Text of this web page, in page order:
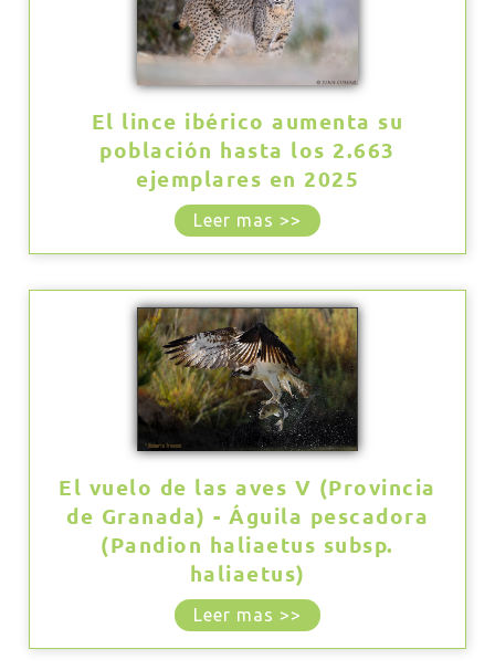
El lince ibérico aumenta su
población hasta los 2.663
ejemplares en 2025
Leer mas >>
El vuelo de las aves V (Provincia
de Granada) - Águila pescadora
(Pandion haliaetus subsp.
haliaetus)
Leer mas >>